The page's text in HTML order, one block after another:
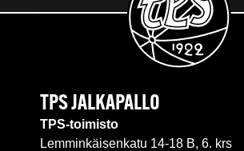
TPS JALKAPALLO
TPS-toimisto
Lemminkäisenkatu 14-18 B, 6. krs